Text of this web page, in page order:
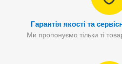
Гарантія якості та
Ми пропонуємо тільки ті